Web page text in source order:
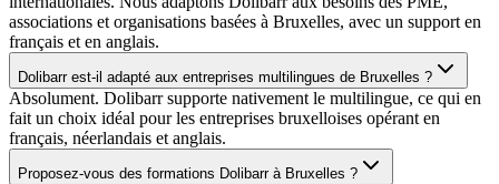
associations et organisations basées à Bruxelles, avec un support en
français et en anglais.
Dolibarr est-il adapté aux entreprises multilingues de Bruxelles ?
Absolument. Dolibarr supporte nativement le multilingue, ce qui en
fait un choix idéal pour les entreprises bruxelloises opérant en
français, néerlandais et anglais.
Proposez-vous des formations Dolibarr à Bruxelles ?